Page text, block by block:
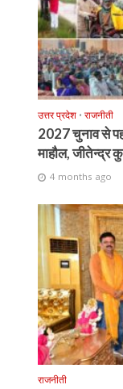
उत्तर प्रदेश • राजनीती
2027 चुनाव से
माहौल, जीतेन्द्र
4 months ago
राजनीती